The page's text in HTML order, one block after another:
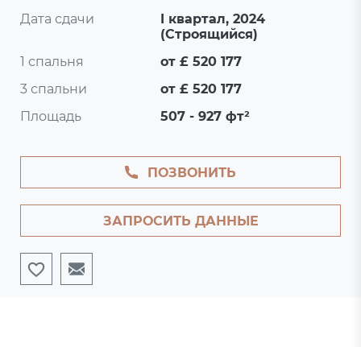
Дата сдачи
I квартал, 2024
(Строящийся)
1 спальня
от £ 520 177
3 спальни
от £ 520 177
Площадь
507 - 927 фт²
ПОЗВОНИТЬ
ЗАПРОСИТЬ ДАННЫЕ